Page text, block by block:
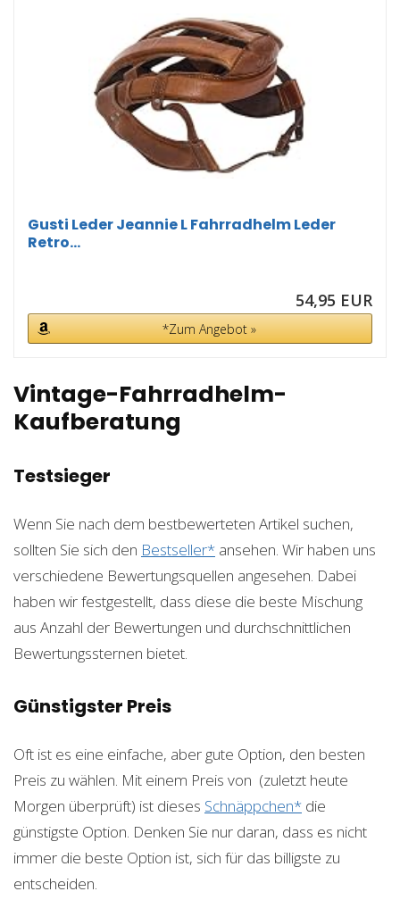
Gusti Leder Jeannie L Fahrradhelm Leder
Retro...
54,95 EUR
*Zum Angebot »
Vintage-Fahrradhelm-
Kaufberatung
Testsieger
Wenn Sie nach dem bestbewerteten Artikel suchen,
sollten Sie sich den Bestseller* ansehen. Wir haben uns
verschiedene Bewertungsquellen angesehen. Dabei
haben wir festgestellt, dass diese die beste Mischung
aus Anzahl der Bewertungen und durchschnittlichen
Bewertungssternen bietet.
Günstigster Preis
Oft ist es eine einfache, aber gute Option, den besten
Preis zu wählen. Mit einem Preis von (zuletzt heute
Morgen überprüft) ist dieses Schnäppchen* die
günstigste Option. Denken Sie nur daran, dass es nicht
immer die beste Option ist, sich für das billigste zu
entscheiden.